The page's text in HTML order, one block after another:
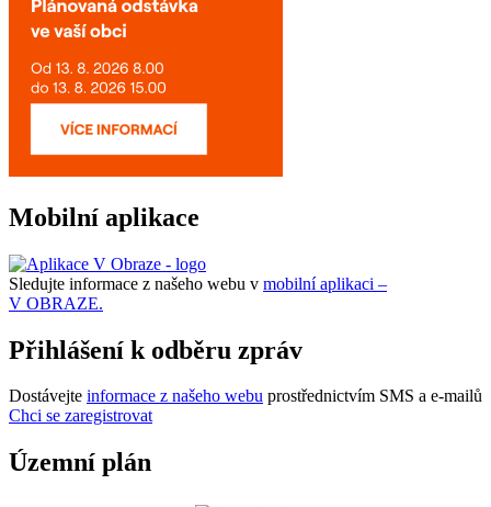
Mobilní aplikace
Sledujte informace z našeho webu v mobilní aplikaci –
V OBRAZE.
Přihlášení k odběru zpráv
Dostávejte informace z našeho webu prostřednictvím SMS a e-mailů
Chci se zaregistrovat
Územní plán